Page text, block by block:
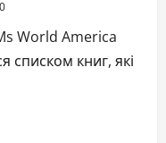
0
World America
списком книг, які